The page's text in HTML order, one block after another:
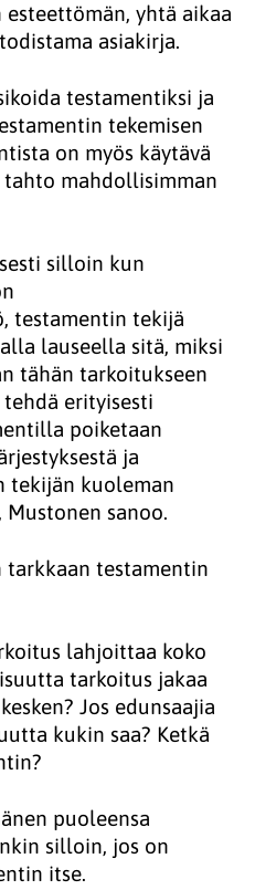
yhtä aikaa
asiakirja.
testamentiksi ja
tekemisen
on myös käytävä
mahdollisimman
silloin kun
testamentin tekijä
lauseella sitä, miksi
tähän tarkoitukseen
erityisesti
poiketaan
ja
tekijän kuoleman
sanoo.
tarkkaan testamentin
lahjoittaa koko
tarkoitus jakaa
Jos edunsaajia
kukin saa? Ketkä
puoleensa
silloin, jos on
itse.